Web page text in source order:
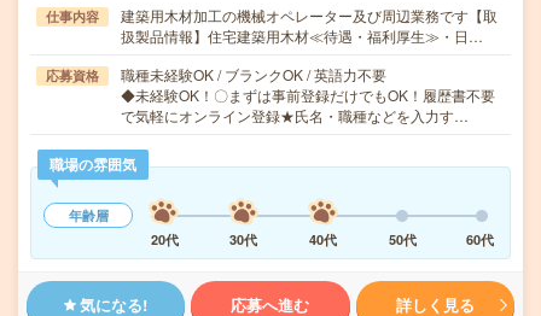
仕事内容
建築用木材加工の機械オペレーター及び周辺業務です【取
扱製品情報】住宅建築用木材≪待遇・福利厚生≫・日…
応募資格
職種未経験OK / ブランクOK / 英語力不要
◆未経験OK！〇まずは事前登録だけでもOK！履歴書不要
で気軽にオンライン登録★氏名・職種などを入力す…
職場の雰囲気
年齢層
20代
30代 40代 50代 60代
気になる! 応募へ進む 詳しく見る